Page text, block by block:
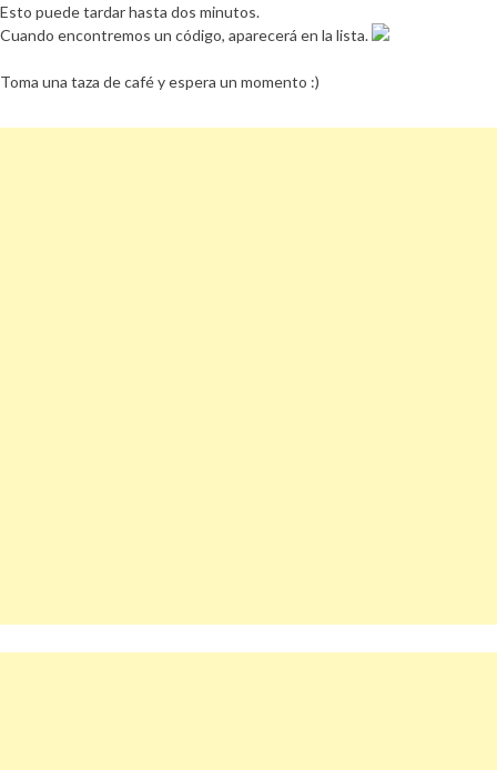
Esto puede tardar hasta dos minutos.
Cuando encontremos un código, aparecerá en la lista.
Toma una taza de café y espera un momento :)